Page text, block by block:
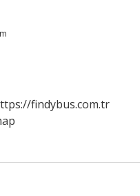
findybus.com.tr